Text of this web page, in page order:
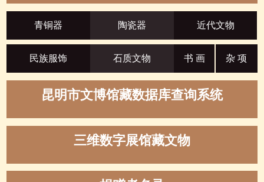
青铜器 陶瓷器 近代文物
民族服饰 石质文物 书 画 杂 项
昆明市文博馆藏数据库查询系统
三维数字展馆藏文物